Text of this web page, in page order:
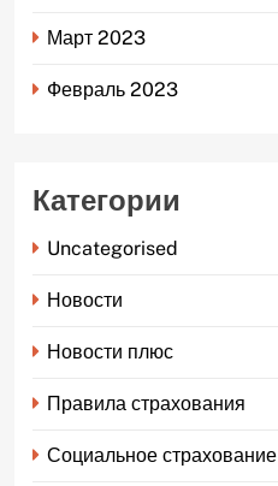
Март 2023
Февраль 2023
Категории
Uncategorised
Новости
Новости плюс
Правила страхования
Социальное страхование